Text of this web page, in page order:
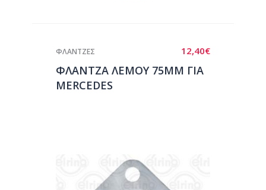
12,40€
ΦΛΑΝΤΖΕΣ
ΦΛΑΝΤΖΑ ΛΕΜΟΥ 75ΜΜ ΓΙΑ
MERCEDES